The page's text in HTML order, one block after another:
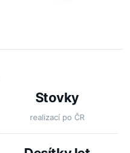
Stovky
realizací po ČR